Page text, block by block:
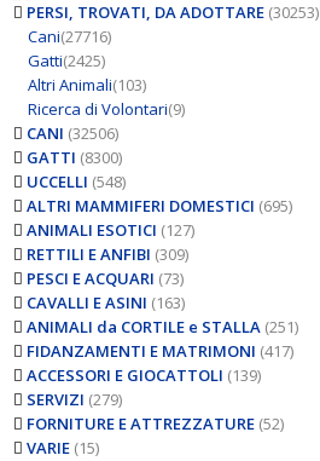
PERSI, TROVATI, DA ADOTTARE (30253)
Cani(27716)
Gatti(2425)
Altri Animali(103)
Ricerca di Volontari(9)
CANI (32506)
GATTI (8300)
UCCELLI (548)
ALTRI MAMMIFERI DOMESTICI (695)
ANIMALI ESOTICI (127)
RETTILI E ANFIBI (309)
PESCI E ACQUARI (73)
CAVALLI E ASINI (163)
ANIMALI da CORTILE e STALLA (251)
FIDANZAMENTI E MATRIMONI (417)
ACCESSORI E GIOCATTOLI (139)
SERVIZI (279)
FORNITURE E ATTREZZATURE (52)
VARIE (15)